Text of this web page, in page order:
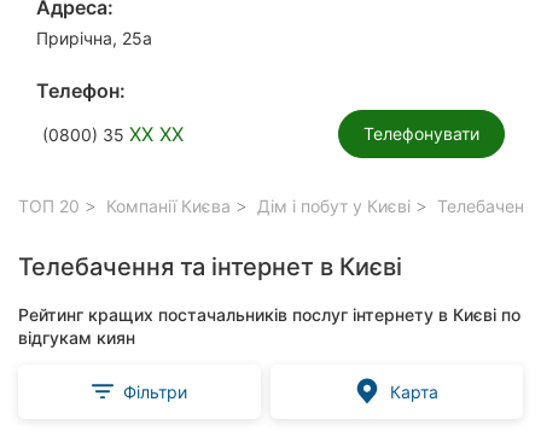
Адреса:
Прирічна, 25а
Телефон:
(0800) 35 XX XX Телефонувати
ТОП 20 Компанії Києва Дім і побут у Києві
Телебачення та інтернет в Києві
Рейтинг кращих постачальників послуг інтернету в Києві по
відгукам киян
Фільтри Карта